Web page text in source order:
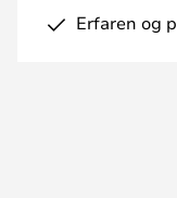
Erfaren og